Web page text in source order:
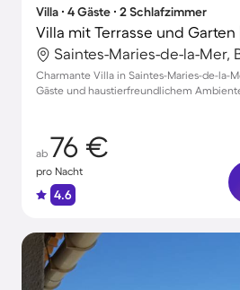
Villa ∙ 4 Gäste ∙ 2 Schlafzimmer
Villa mit Terrasse und
Charmante Villa in Saintes-Maries-de-la-
Gäste und haustierfreundlichem
ab 76 €
pro Nacht
4.6